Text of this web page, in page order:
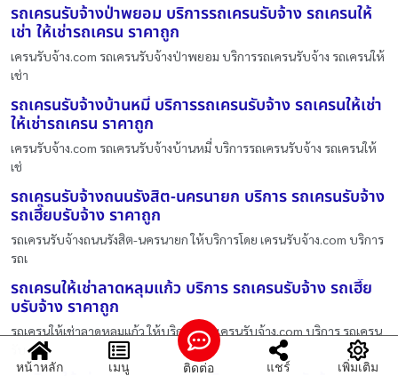
รถเครนรับจ้างป่าพยอม บริการรถเครนรับจ้าง รถเครนให้
เช่า ให้เช่ารถเครน ราคาถูก
เครนรับจ้าง.com รถเครนรับจ้างป่าพยอม บริการรถเครนรับจ้าง รถเครนให้
เช่า
รถเครนรับจ้างบ้านหมี่ บริการรถเครนรับจ้าง รถเครนให้เช่า
ให้เช่ารถเครน ราคาถูก
เครนรับจ้าง.com รถเครนรับจ้างบ้านหมี่ บริการรถเครนรับจ้าง รถเครนให้
เช่
รถเครนรับจ้างถนนรังสิต-นครนายก บริการ รถเครนรับจ้าง
รถเฮี๊ยบรับจ้าง ราคาถูก
รถเครนรับจ้างถนนรังสิต-นครนายก ให้บริการโดย เครนรับจ้าง.com บริการ
รถเ
รถเครนให้เช่าลาดหลุมแก้ว บริการ รถเครนรับจ้าง รถเฮี๊ย
บรับจ้าง ราคาถูก
รถเครนให้เช่าลาดหลุมแก้ว ให้บริการโดย เครนรับจ้าง.com บริการ รถเครน
หน้าหลัก เมนู ติดต่อ แชร์ เพิ่มเติม